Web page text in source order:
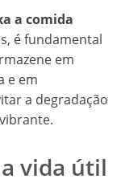
a comida
é fundamental
em
e em
a degradação
vida útil